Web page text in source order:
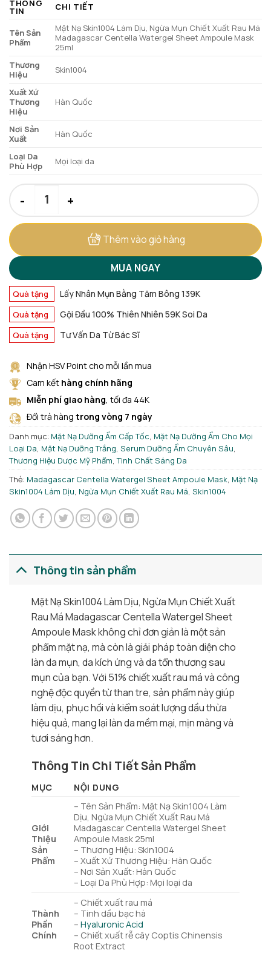
là:
66.000 ₫.
tại
là:
43.000 ₫.
THÔNG
TIN CHI TIẾT
Tên Sản
Phẩm
Mặt Nạ Skin1004 Làm Dịu, Ngừa Mụn Chiết Xuất Rau Má
Madagascar Centella Watergel Sheet Ampoule Mask
25ml
Thương
Hiệu
Skin1004
Xuất Xứ
Thương
Hiệu
Hàn Quốc
Nơi Sản
Xuất
Hàn Quốc
Loại Da
Phù Hợp
Mọi loại da
Thêm vào giỏ hàng
MUA NGAY
Quà tặng Lấy Nhân Mụn Bằng Tăm Bông 139K
Quà tặng Gội Đầu 100% Thiên Nhiên 59K Soi Da
Quà tặng Tư Vấn Da Từ Bác Sĩ
Nhận HSV Point cho mỗi lần mua
Cam kết hàng chính hãng
Miễn phí giao hàng, tối đa 44K
Đổi trả hàng trong vòng 7 ngày
Danh mục: Mặt Nạ Dưỡng Ẩm Cấp Tốc, Mặt Nạ Dưỡng Ẩm Cho Mọi
Loại Da, Mặt Nạ Dưỡng Trắng, Serum Dưỡng Ẩm Chuyên Sâu,
Thương Hiệu Dược Mỹ Phẩm,Tinh Chất Sáng Da
Thẻ: Madagascar Centella Watergel Sheet Ampoule Mask, Mặt Nạ
Skin1004 Làm Dịu, Ngừa Mụn Chiết Xuất Rau Má, Skin1004
Thông tin sản phẩm
Mặt Nạ Skin1004 Làm Dịu, Ngừa Mụn Chiết Xuất
Rau Má Madagascar Centella Watergel Sheet
Ampoule Mask không chỉ đơn giản là một sản
phẩm mặt nạ, mà còn là giải pháp toàn diện cho
làn da mụn, da kích ứng và da tổn thương sau
mụn của bạn. Với 51% chiết xuất rau má và công
nghệ độc quyền từ than tre, sản phẩm này giúp
làm dịu, phục hồi và kiểm soát lượng dầu thừa
hiệu quả, mang lại làn da mềm mại, mịn màng và
tươi sáng hơn.
Thông Tin Chi Tiết Sản Phẩm
MỤC NỘI DUNG
Giới
Thiệu
Sản
Phẩm
– Tên Sản Phẩm: Mặt Nạ Skin1004 Làm
Dịu, Ngừa Mụn Chiết Xuất Rau Má
Madagascar Centella Watergel Sheet
Ampoule Mask 25ml
– Thương Hiệu: Skin1004
– Xuất Xứ Thương Hiệu: Hàn Quốc
– Nơi Sản Xuất: Hàn Quốc
– Loại Da Phù Hợp: Mọi loại da
Thành
Phần
Chính
– Chiết xuất rau má
– Tinh dầu bạc hà
– Hyaluronic Acid
– Chiết xuất rễ cây Coptis Chinensis
Root Extract